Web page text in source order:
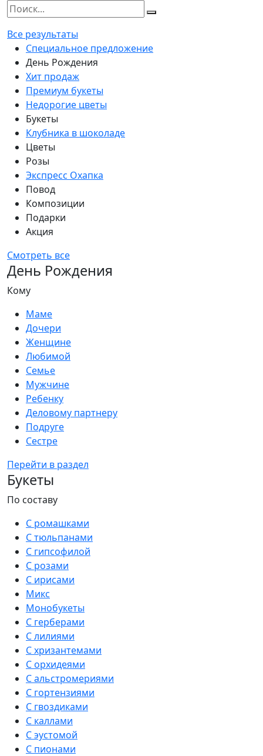
Все результаты
Специальное предложение
День Рождения
Хит продаж
Премиум букеты
Недорогие цветы
Букеты
Клубника в шоколаде
Цветы
Розы
Экспресс Охапка
Повод
Композиции
Подарки
Акция
Смотреть все
День Рождения
Кому
Маме
Дочери
Женщине
Любимой
Семье
Мужчине
Ребенку
Деловому партнеру
Подруге
Сестре
Перейти в раздел
Букеты
По составу
С ромашками
С тюльпанами
С гипсофилой
С розами
С ирисами
Микс
Монобукеты
С герберами
С лилиями
С хризантемами
С орхидеями
С альстромериями
С гортензиями
С гвоздиками
С каллами
С эустомой
С пионами